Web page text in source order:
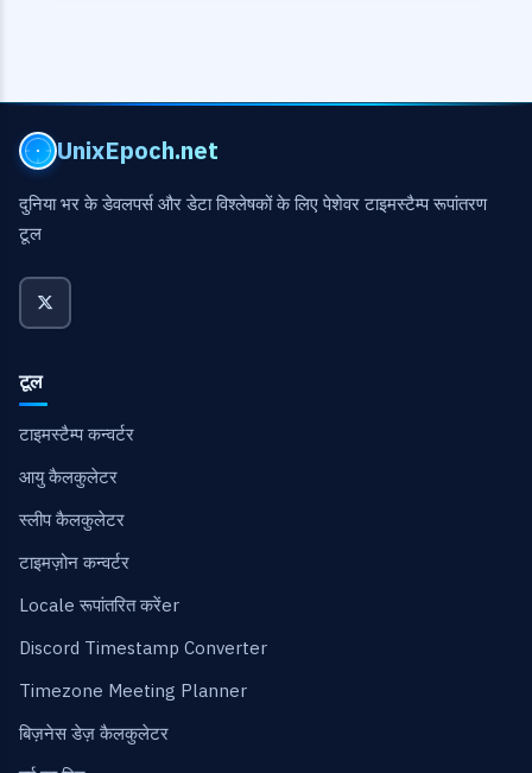
UnixEpoch.net
दुनिया भर के डेवलपर्स और डेटा विश्लेषकों के लिए पेशेवर टाइमस्टैम्प रूपांतरण
टूल
टूल
टाइमस्टैम्प कन्वर्टर
आयु कैलकुलेटर
स्लीप कैलकुलेटर
टाइमज़ोन कन्वर्टर
Locale रूपांतरित करेंer
Discord Timestamp Converter
Timezone Meeting Planner
बिज़नेस डेज़ कैलकुलेटर